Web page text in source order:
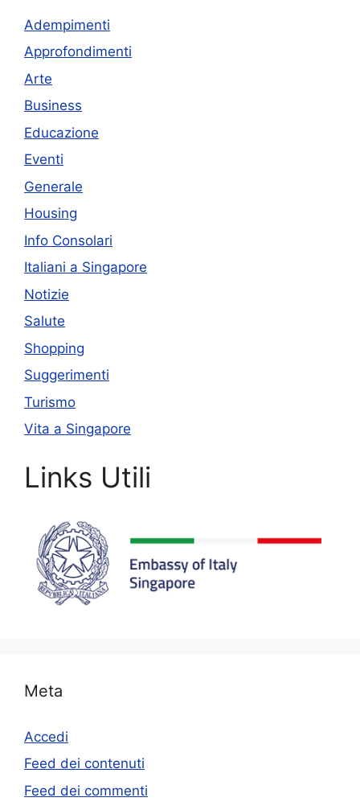
Adempimenti
Approfondimenti
Arte
Business
Educazione
Eventi
Generale
Housing
Info Consolari
Italiani a Singapore
Notizie
Salute
Shopping
Suggerimenti
Turismo
Vita a Singapore
Links Utili
Meta
Accedi
Feed dei contenuti
Feed dei commenti